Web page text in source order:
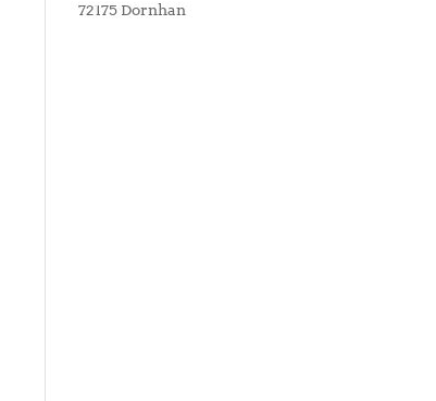
72175 Dornhan